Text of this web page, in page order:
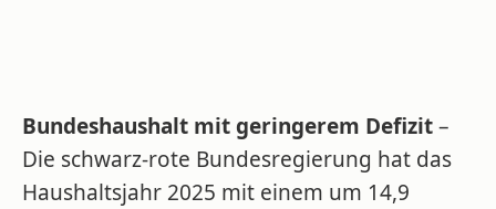
Bundeshaushalt mit geringerem Defizit–
Die schwarz-rote Bundesregierung hat das
Haushaltsjahr 2025 mit einem um 14,9